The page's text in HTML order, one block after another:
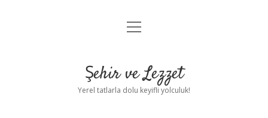
Anasayfa
Yasal Uyarı
menüyü
Şehir ve Lezzet
Yerel tatlarla dolu keyifli yolculuk!